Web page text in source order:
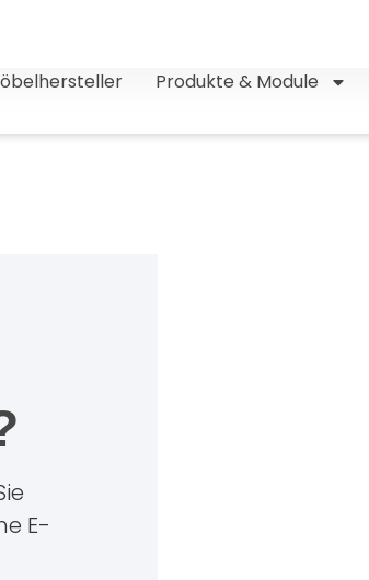
Produkte & Module
E-